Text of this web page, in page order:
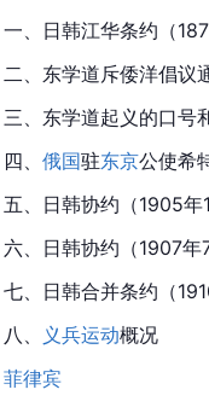
一、日韩江华条约（
二、东学道斥倭洋倡
三、东学道起义的口号
四、 俄国驻东京公使希
五、日韩协约（1905年
六、日韩协约（1907
七、日韩合并条约（
八、
义兵运动概况
菲律宾